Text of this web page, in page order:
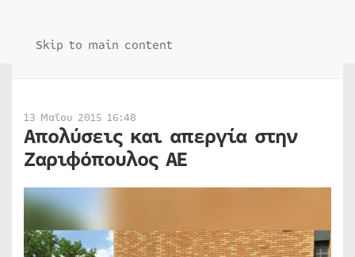
Skip to main content
13 Μαΐου 2015 16:48
Απολύσεις και απεργία στην
Ζαριφόπουλος ΑΕ